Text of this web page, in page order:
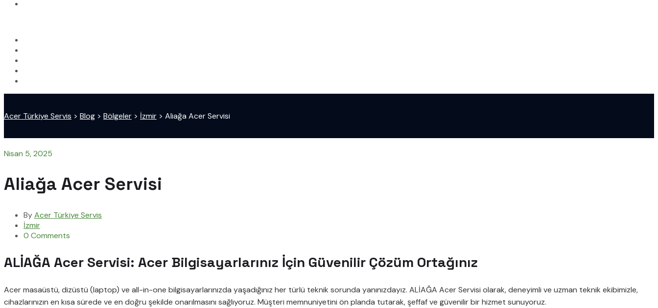
Acer Türkiye Servis > Blog > Bölgeler > İzmir > Aliağa Acer Servisi
Nisan 5, 2025
Aliağa Acer Servisi
ByAcer Türkiye Servis
İzmir
0 Comments
ALİAĞA Acer Servisi: Acer Bilgisayarlarınız İçin Güvenilir Çözüm Ortağınız
Acer masaüstü, dizüstü (laptop) ve all-in-one bilgisayarlarınızda yaşadığınız her türlü teknik sorunda yanınızdayız. ALİAĞA Acer Servisi olarak, deneyimli ve uzman teknik ekibimizle,
cihazlarınızın en kısa sürede ve en doğru şekilde onarılmasını sağlıyoruz. Müşteri memnuniyetini ön planda tutarak, şeffaf ve güvenilir bir hizmet sunuyoruz.